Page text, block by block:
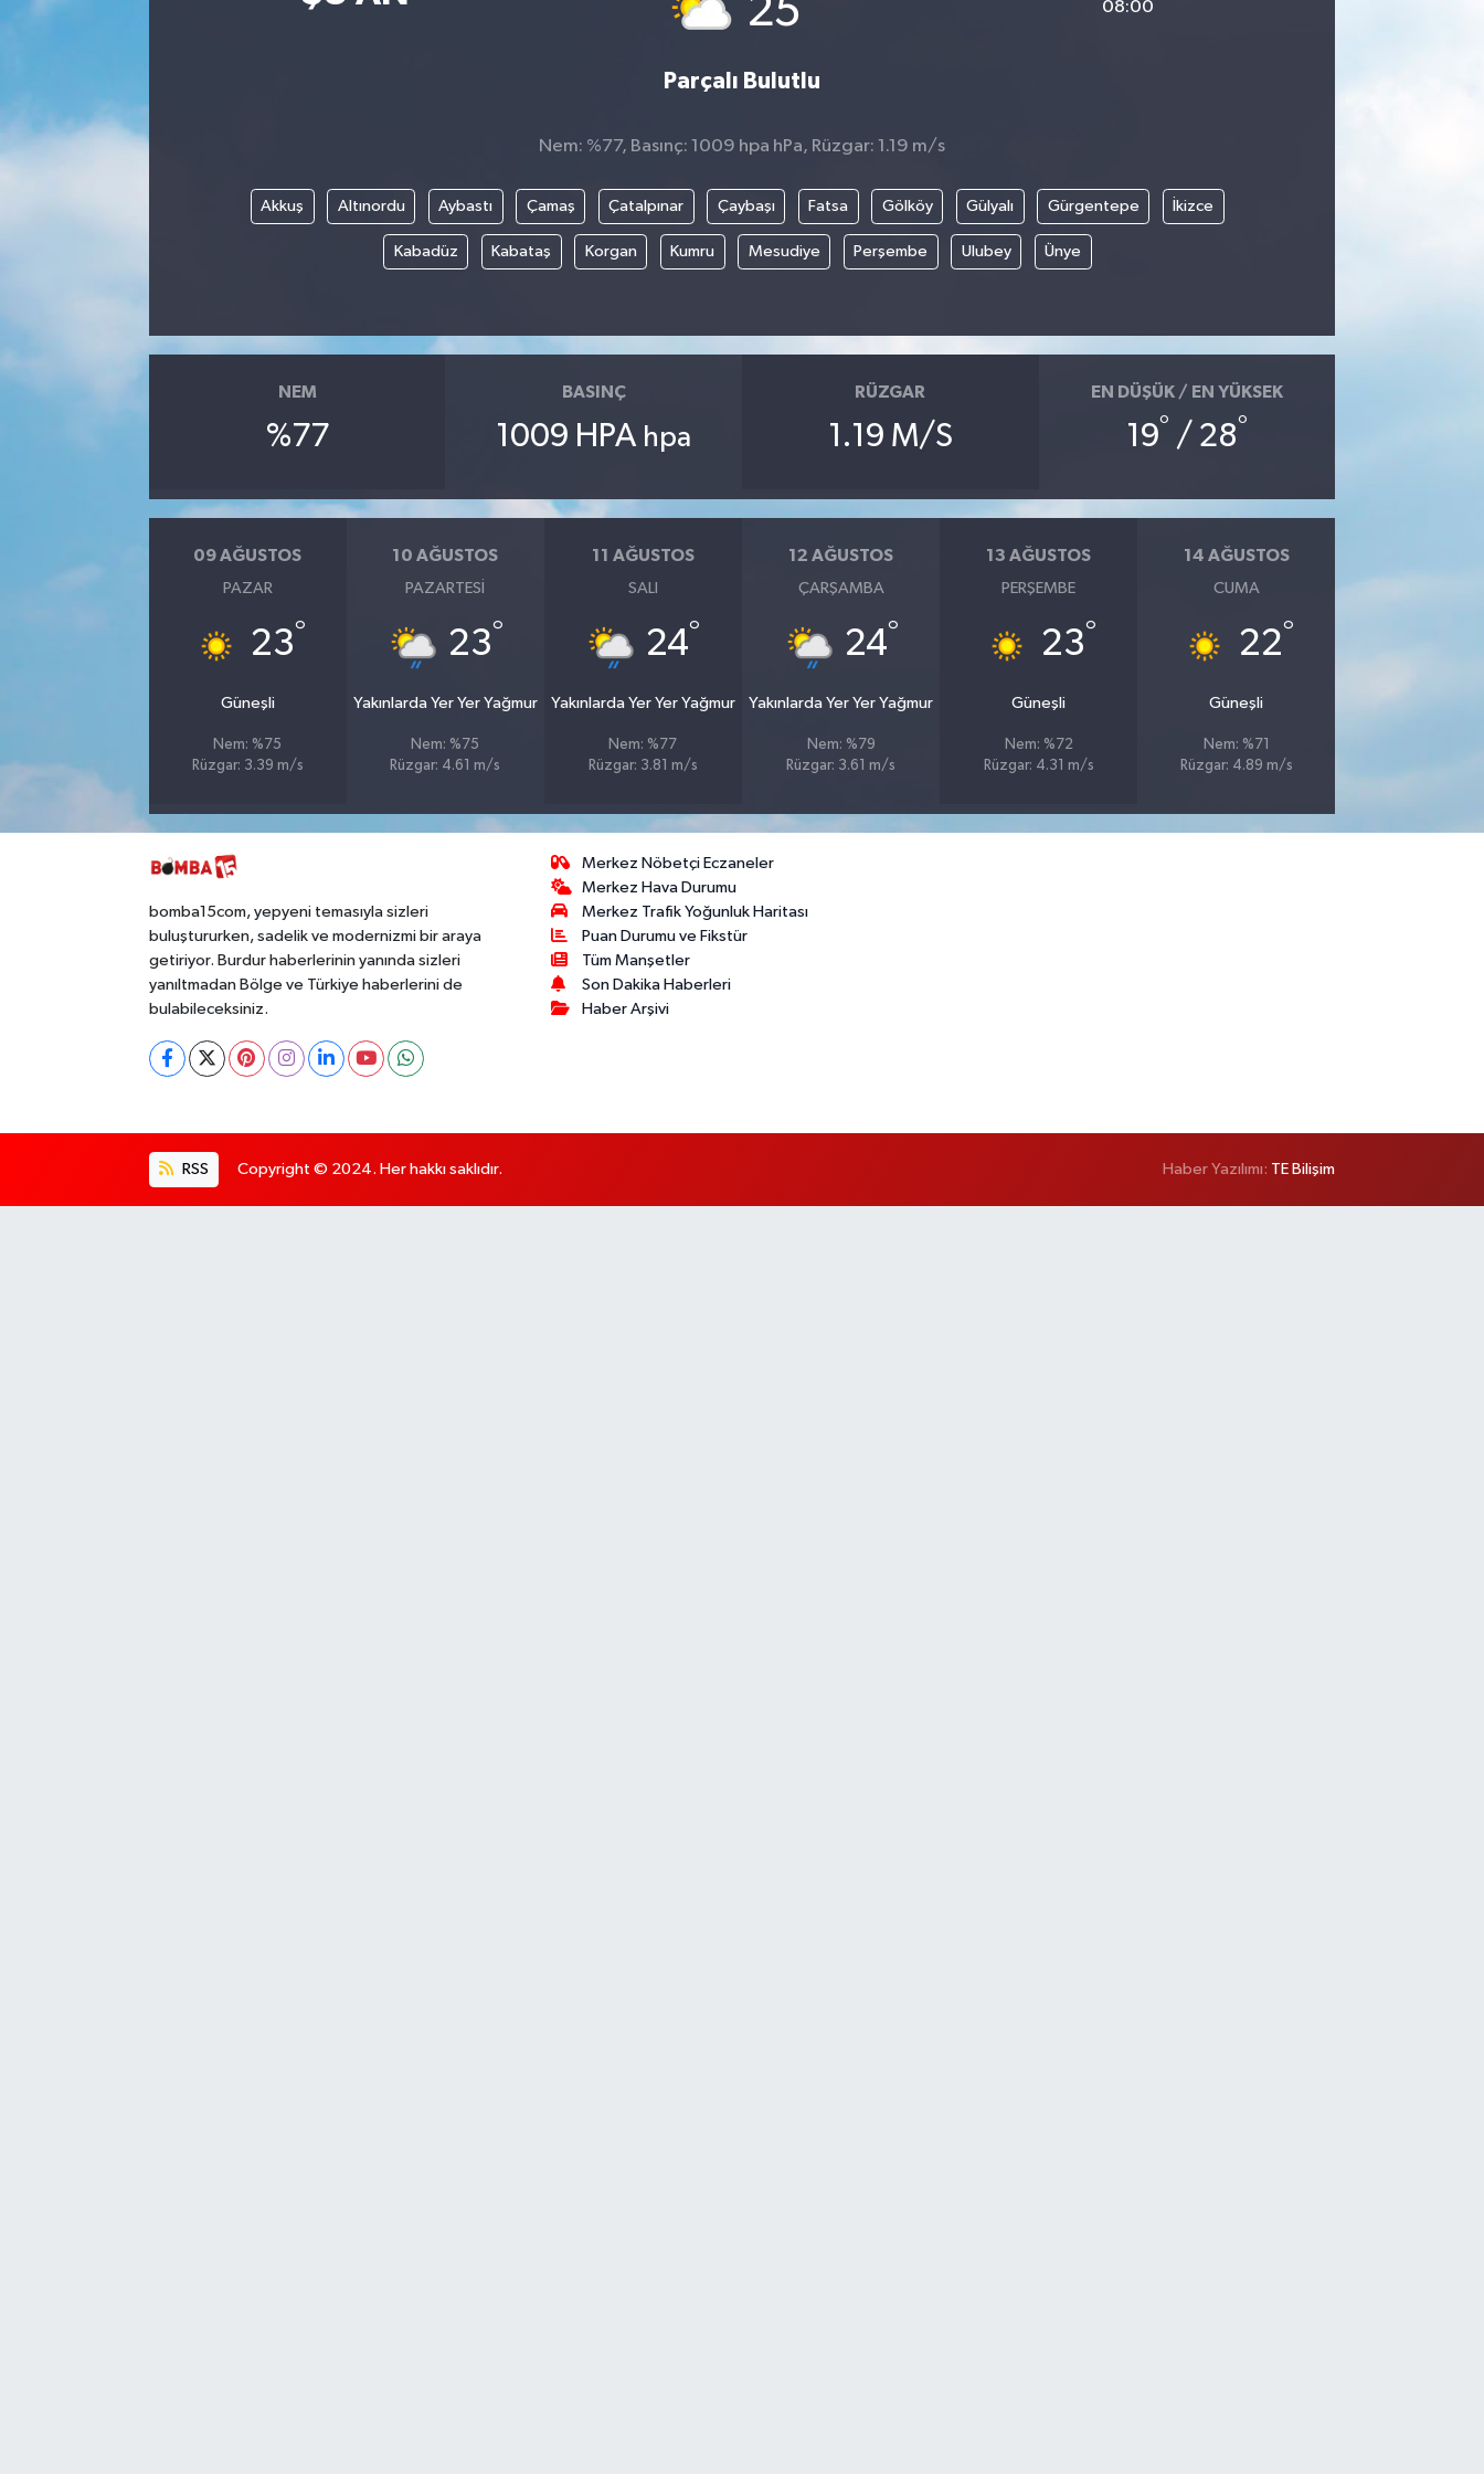
25
Parçalı Bulutlu
08:00
Nem: %77, Basınç: 1009 hpa hPa, Rüzgar: 1.19 m/s
Akkuş Altınordu Aybastı Çamaş Çatalpınar Çaybaşı Fatsa Gölköy Gülyalı Gürgentepe İkizce
Kabadüz Kabataş Korgan Kumru Mesudiye Perşembe Ulubey Ünye
NEM
%77
BASINÇ
1009 HPA hpa
RÜZGAR
1.19 M/S
EN DÜŞÜK / EN YÜKSEK
19° / 28°
09 AĞUSTOS
PAZAR
23°
Güneşli
Nem: %75
Rüzgar: 3.39 m/s
10 AĞUSTOS
PAZARTESI
23°
Yakınlarda Yer Yer Yağmur
Nem: %75
Rüzgar: 4.61 m/s
11 AĞUSTOS
SALI
24°
Yakınlarda Yer Yer Yağmur
Nem: %77
Rüzgar: 3.81 m/s
12 AĞUSTOS
ÇARŞAMBA
24°
Yakınlarda Yer Yer Yağmur
Nem: %79
Rüzgar: 3.61 m/s
13 AĞUSTOS
PERŞEMBE
23°
Güneşli
Nem: %72
Rüzgar: 4.31 m/s
14 AĞUSTOS
CUMA
22°
Güneşli
Nem: %71
Rüzgar: 4.89 m/s
bomba15com, yepyeni temasıyla sizleri
buluştururken, sadelik ve modernizmi bir araya
getiriyor. Burdur haberlerinin yanında sizleri
yanıltmadan Bölge ve Türkiye haberlerini de
bulabileceksiniz.
Merkez Nöbetçi Eczaneler
Merkez Hava Durumu
Merkez Trafik Yoğunluk Haritası
Puan Durumu ve Fikstür
Tüm Manşetler
Son Dakika Haberleri
Haber Arşivi
RSS Copyright © 2024. Her hakkı saklıdır. Haber Yazılımı: TE Bilişim